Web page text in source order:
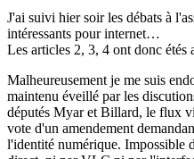
J'ai suivi hier soir les débats à
intéressants pour internet…
Les articles 2, 3, 4 ont donc
Malheureusement je me suis
maintenu éveillé par les
députés Myar et Billard, le flux
vote d'un amendement
l'identité numérique. Impossible